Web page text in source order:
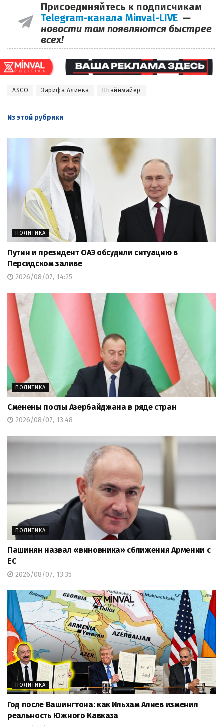
Присоединяйтесь к подписчикам
Telegram-канала Minval-LIVE —
новости там появляются быстрее
всех!
ASCO Зарифа Алиева Штайнмайер
Из этой рубрики
ПОЛИТИКА
Путин и президент ОАЭ обсудили ситуацию в
Персидском заливе
2026/08/07, 14:25
ПОЛИТИКА
Сменены послы Азербайджана в ряде стран
2026/08/07, 13:48
ПОЛИТИКА
Пашинян назвал «виновника» сближения Армении с
ЕС
2026/08/07, 13:35
ПОЛИТИКА
Год после Вашингтона: как Ильхам Алиев изменил
реальность Южного Кавказа